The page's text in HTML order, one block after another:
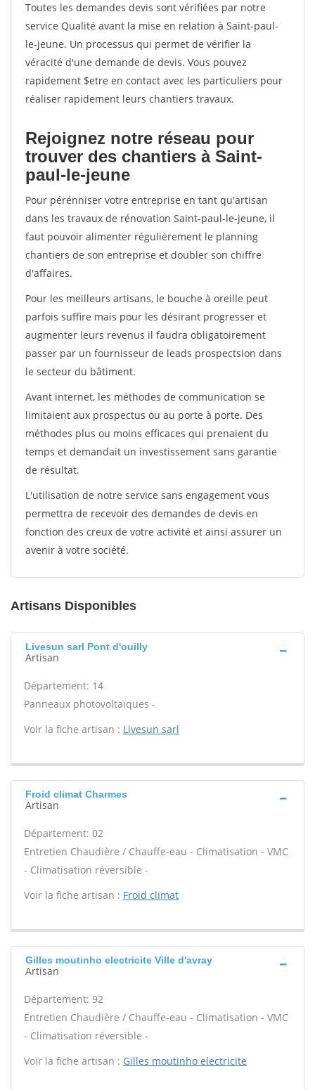
Toutes les demandes devis sont vérifiées par notre
service Qualité avant la mise en relation à Saint-paul-
le-jeune. Un processus qui permet de vérifier la
véracité d'une demande de devis. Vous pouvez
rapidement $etre en contact avec les particuliers pour
réaliser rapidement leurs chantiers travaux.
Rejoignez notre réseau pour
trouver des chantiers à Saint-
paul-le-jeune
Pour pérénniser votre entreprise en tant qu'artisan
dans les travaux de rénovation Saint-paul-le-jeune, il
faut pouvoir alimenter régulièrement le planning
chantiers de son entreprise et doubler son chiffre
d'affaires.
Pour les meilleurs artisans, le bouche à oreille peut
parfois suffire mais pour les désirant progresser et
augmenter leurs revenus il faudra obligatoirement
passer par un fournisseur de leads prospectsion dans
le secteur du bâtiment.
Avant internet, les méthodes de communication se
limitaient aux prospectus ou au porte à porte. Des
méthodes plus ou moins efficaces qui prenaient du
temps et demandait un investissement sans garantie
de résultat.
L'utilisation de notre service sans engagement vous
permettra de recevoir des demandes de devis en
fonction des creux de votre activité et ainsi assurer un
avenir à votre société.
Artisans Disponibles
Livesun sarl Pont d'ouilly
Artisan
Département: 14
Panneaux photovoltaïques -
Voir la fiche artisan : Livesun sarl
Froid climat Charmes
Artisan
Département: 02
Entretien Chaudière / Chauffe-eau - Climatisation - VMC
- Climatisation réversible -
Voir la fiche artisan : Froid climat
Gilles moutinho electricite Ville d'avray
Artisan
Département: 92
Entretien Chaudière / Chauffe-eau - Climatisation - VMC
- Climatisation réversible -
Voir la fiche artisan : Gilles moutinho electricite